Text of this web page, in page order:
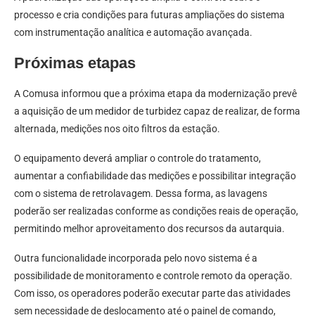
processo e cria condições para futuras ampliações do sistema
com instrumentação analítica e automação avançada.
Próximas etapas
A Comusa informou que a próxima etapa da modernização prevê
a aquisição de um medidor de turbidez capaz de realizar, de forma
alternada, medições nos oito filtros da estação.
O equipamento deverá ampliar o controle do tratamento,
aumentar a confiabilidade das medições e possibilitar integração
com o sistema de retrolavagem. Dessa forma, as lavagens
poderão ser realizadas conforme as condições reais de operação,
permitindo melhor aproveitamento dos recursos da autarquia.
Outra funcionalidade incorporada pelo novo sistema é a
possibilidade de monitoramento e controle remoto da operação.
Com isso, os operadores poderão executar parte das atividades
sem necessidade de deslocamento até o painel de comando,